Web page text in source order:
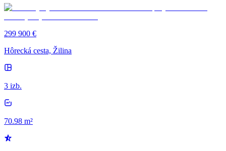
299 900 €
Hôrecká cesta, Žilina
3 izb.
70.98 m²